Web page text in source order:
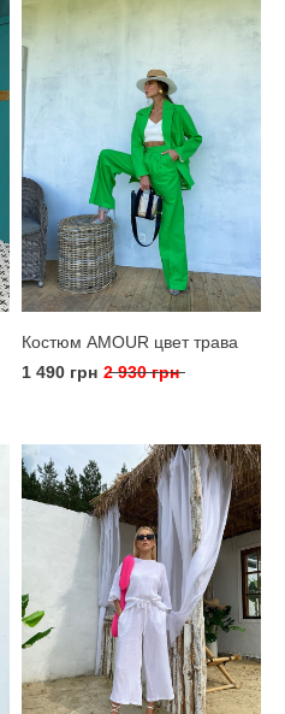
Костюм AMOUR цвет трава
1 490 грн 2 930 грн